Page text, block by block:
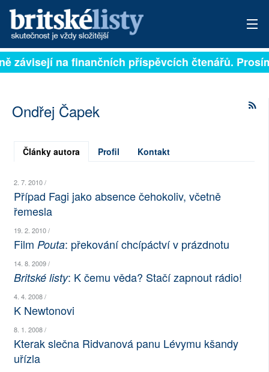
PŘIHLÁSIT
ARCHIV
ROZHOVORY
NEJČTENĚJŠÍ ZA 7 DNÍ
AUTOŘI
SOCIÁLNÍ SÍTĚ
RUBRIKY
PLNÁ VERZE STRÁNEK
závisejí na finančních příspěvcích čtenářů.
Ondřej Čapek
Články autora Profil Kontakt
2. 7. 2010 /
Případ Fagi jako absence čehokoliv, včetně
řemesla
19. 2. 2010 /
Film Pouta: překování chcípáctví v prázdnotu
14. 8. 2009 /
Britské listy: K čemu věda? Stačí zapnout rádio!
4. 4. 2008 /
K Newtonovi
8. 1. 2008 /
Kterak slečna Ridvanová panu Lévymu kšandy
uřízla